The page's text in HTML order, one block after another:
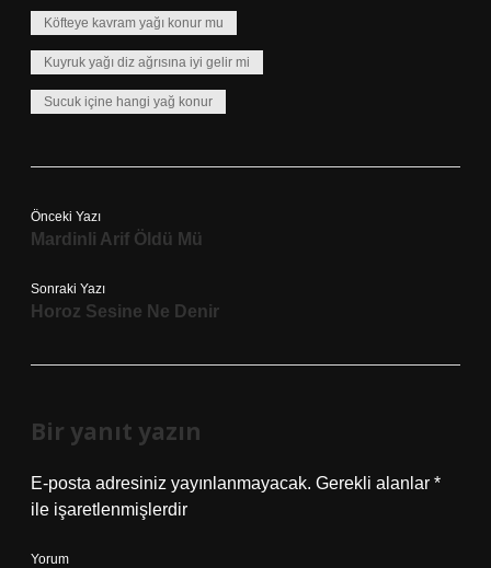
Köfteye kavram yağı konur mu
Kuyruk yağı diz ağrısına iyi gelir mi
Sucuk içine hangi yağ konur
Önceki Yazı
Mardinli Arif Öldü Mü
Sonraki Yazı
Horoz Sesine Ne Denir
Bir yanıt yazın
E-posta adresiniz yayınlanmayacak. Gerekli alanlar *
ile işaretlenmişlerdir
Yorum